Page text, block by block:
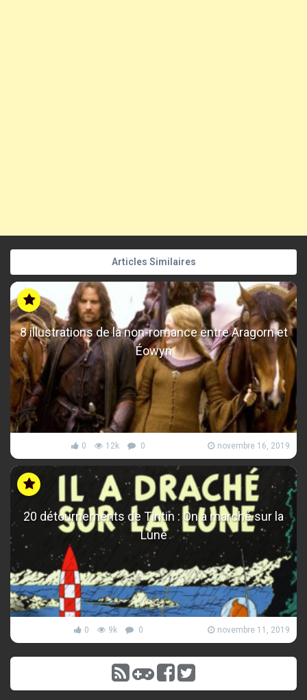
Articles Similaires
8 illustrations de la non-romance entre Aragorn et
Éowyn
0 12k 0 novembre 16, 2019
20 détournements de Tintin : On a marché sur la
Lune
0 9k 0 novembre 11, 2019